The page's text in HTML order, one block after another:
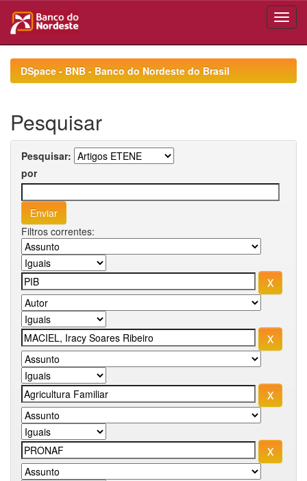
navigationDSpace - BNB - Banco do Nordeste do Brasil
Pesquisar
Pesquisar:
por
Filtros correntes: